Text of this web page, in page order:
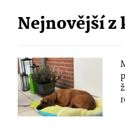
Nejnovější z